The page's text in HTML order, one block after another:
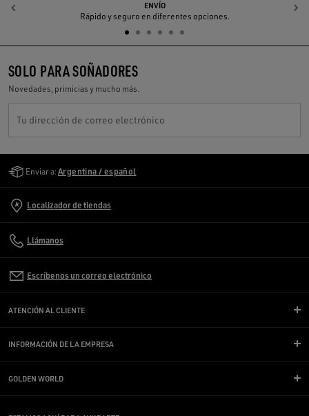
ENVÍO
Rápido y seguro en diferentes opciones.
Anterior
SOLO PARA SOÑADORES
Novedades, primicias y mucho más.
Tu dirección de correo electrónico
Enviar a: Argentina / español
Localizador de tiendas
Llámanos
Escríbenos un correo electrónico
ATENCIÓN AL CLIENTE
INFORMACIÓN DE LA EMPRESA
GOLDEN WORLD